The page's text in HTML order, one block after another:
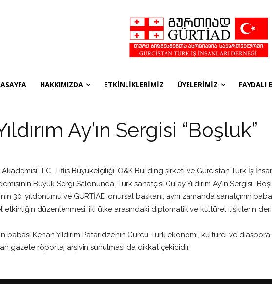
HAKKIMIZDA ETKİNLİKLERİMİZ ÜYELERİMİZ FAYDALI
Ay’ın Sergisi “Boşluk”
T.C. Tiflis Büyükelçiliği, O&K Building şirketi ve Gürcistan Türk İş
Büyük Sergi Salonunda, Türk sanatçısı Gülay Yıldırım Ay’ın Sergisi
30. yıldönümü ve GÜRTİAD onursal başkanı, aynı zamanda sanatçının
etkinliğin düzenlenmesi, iki ülke arasındaki diplomatik ve kültürel ilişkilerin
babası Kenan Yıldırım Pataridze’nin Gürcü-Türk ekonomi, kültürel ve
gazete röportaj arşivin sunulması da dikkat çekicidir.